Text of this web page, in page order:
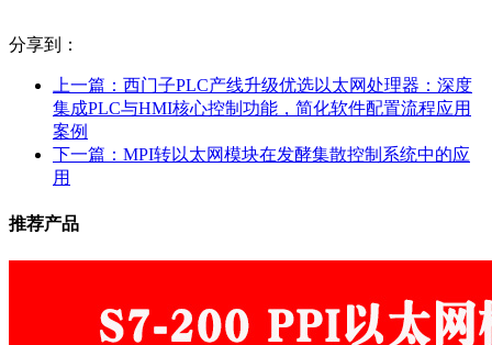
分享到：
上一篇： 西门子PLC产线升级优选以太网处理器：深度
集成PLC与HMI核心控制功能，简化软件配置流程应用
案例
下一篇： MPI转以太网模块在发酵集散控制系统中的应
用
推荐产品